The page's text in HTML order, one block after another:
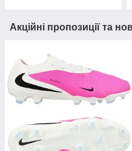
Акційні пропозиції та